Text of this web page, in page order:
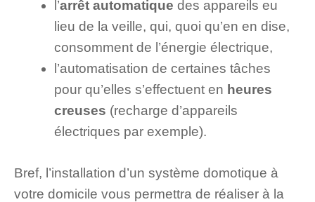
l’arrêt automatique des appareils eu
lieu de la veille, qui, quoi qu’en en dise,
consomment de l’énergie électrique,
l’automatisation de certaines tâches
pour qu’elles s’effectuent en heures
creuses (recharge d’appareils
électriques par exemple).
Bref, l’installation d’un système domotique à
votre domicile vous permettra de réaliser à la